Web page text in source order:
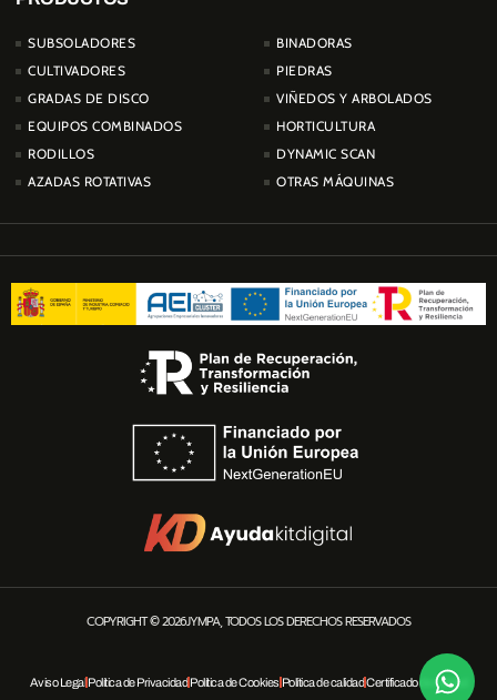
SUBSOLADORES
CULTIVADORES
GRADAS DE DISCO
EQUIPOS COMBINADOS
RODILLOS
AZADAS ROTATIVAS
BINADORAS
PIEDRAS
VIÑEDOS Y ARBOLADOS
HORTICULTURA
DYNAMIC SCAN
OTRAS MÁQUINAS
COPYRIGHT © 2026JYMPA, TODOS LOS DERECHOS RESERVADOS
Aviso Legal Política de Privacidad Política de Cookies Política de calidadCertificado de calidad